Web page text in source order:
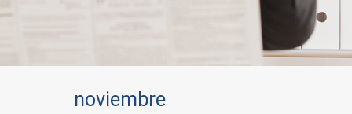
noviembre